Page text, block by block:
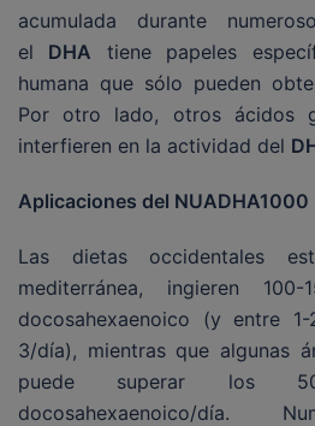
acumulada durante
el DHA tiene papeles
humana que sólo pueden
Por otro lado, otros ácidos
interfieren en la actividad del
Aplicaciones del NUADHA1000
Las dietas occidentales
mediterránea, ingieren
docosahexaenoico (y entre
3/día), mientras que algunas
puede superar los
docosahexaenoico/día.